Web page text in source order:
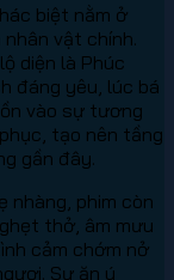
biệt nằm ở
nhân vật chính.
diện là Phúc
đáng yêu, lúc bá
vào sự tương
tạo nên tầng
gần đây.
nhàng, phim còn
thở, âm mưu
cảm chớm nở
Sự ăn ý